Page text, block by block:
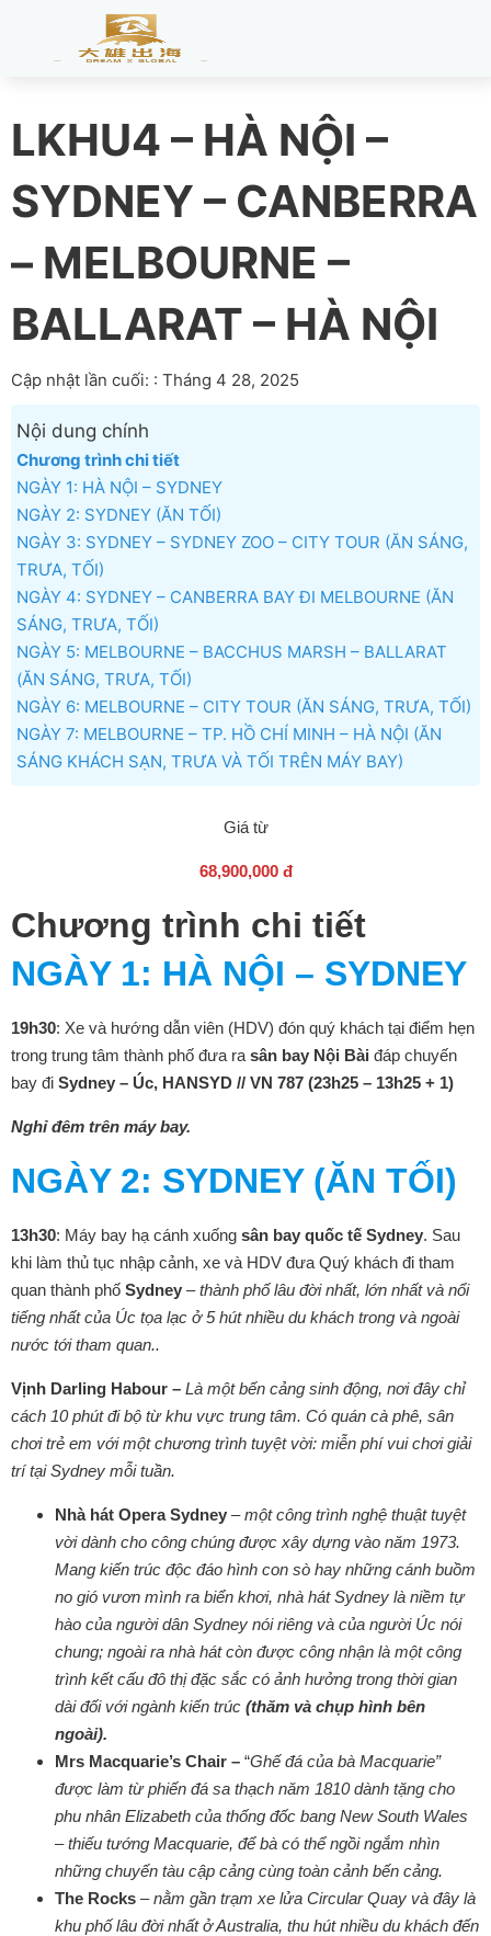
LKHU4 – HÀ NỘI –
SYDNEY – CANBERRA
– MELBOURNE –
BALLARAT – HÀ NỘI
Cập nhật lần cuối: : Tháng 4 28, 2025
Nội dung chính
Chương trình chi tiết
NGÀY 1: HÀ NỘI – SYDNEY
NGÀY 2: SYDNEY (ĂN TỐI)
NGÀY 3: SYDNEY – SYDNEY ZOO – CITY TOUR (ĂN SÁNG,
TRƯA, TỐI)
NGÀY 4: SYDNEY – CANBERRA BAY ĐI MELBOURNE (ĂN
SÁNG, TRƯA, TỐI)
NGÀY 5: MELBOURNE – BACCHUS MARSH – BALLARAT
(ĂN SÁNG, TRƯA, TỐI)
NGÀY 6: MELBOURNE – CITY TOUR (ĂN SÁNG, TRƯA, TỐI)
NGÀY 7: MELBOURNE – TP. HỒ CHÍ MINH – HÀ NỘI (ĂN
SÁNG KHÁCH SẠN, TRƯA VÀ TỐI TRÊN MÁY BAY)
Giá từ
68,900,000 đ
Chương trình chi tiết
NGÀY 1: HÀ NỘI – SYDNEY
19h30: Xe và hướng dẫn viên (HDV) đón quý khách tại điểm hẹn
trong trung tâm thành phố đưa ra sân bay Nội Bài đáp chuyến
bay đi Sydney – Úc, HANSYD // VN 787 (23h25 – 13h25 + 1)
Nghỉ đêm trên máy bay.
NGÀY 2: SYDNEY (ĂN TỐI)
13h30: Máy bay hạ cánh xuống sân bay quốc tế Sydney. Sau
khi làm thủ tục nhập cảnh, xe và HDV đưa Quý khách đi tham
quan thành phố Sydney –thành phố lâu đời nhất, lớn nhất và nổi
tiếng nhất của Úc tọa lạc ở 5 hút nhiều du khách trong và ngoài
nước tới tham quan..
Vịnh Darling Habour – Là một bến cảng sinh động, nơi đây chỉ
cách 10 phút đi bộ từ khu vực trung tâm. Có quán cà phê, sân
chơi trẻ em với một chương trình tuyệt vời: miễn phí vui chơi giải
trí tại Sydney mỗi tuần.
Nhà hát Opera Sydney –một công trình nghệ thuật tuyệt
vời dành cho công chúng được xây dựng vào năm 1973.
Mang kiến trúc độc đáo hình con sò hay những cánh buồm
no gió vươn mình ra biển khơi, nhà hát Sydney là niềm tự
hào của người dân Sydney nói riêng và của người Úc nói
chung; ngoài ra nhà hát còn được công nhận là một công
trình kết cấu đô thị đặc sắc có ảnh hưởng trong thời gian
dài đối với ngành kiến trúc (thăm và chụp hình bên
ngoài).
Mrs Macquarie’s Chair – “Ghế đá của bà Macquarie”
được làm từ phiến đá sa thạch năm 1810 dành tặng cho
phu nhân Elizabeth của thống đốc bang New South Wales
– thiếu tướng Macquarie, để bà có thể ngồi ngắm nhìn
những chuyến tàu cập cảng cùng toàn cảnh bến cảng.
The Rocks –nằm gần trạm xe lửa Circular Quay và đây là
khu phố lâu đời nhất ở Australia, thu hút nhiều du khách đến